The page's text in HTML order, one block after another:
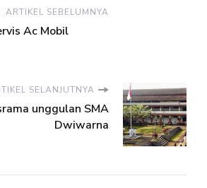
ARTIKEL SEBELUMNYA
Ac Mobil
SELANJUTNYA
unggulan SMA
Dwiwarna